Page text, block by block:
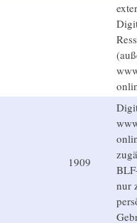
1909
nur